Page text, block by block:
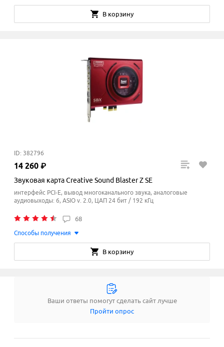
В корзину
ID: 382796
14 260 ₽
Звуковая карта Creative Sound Blaster Z SE
интерфейс PCI-E, вывод многоканального звука, аналоговые
аудиовыходы: 6, ASIO v. 2.0, ЦАП 24 бит / 192 кГц
68
Способы получения
В корзину
Ваши ответы помогут сделать сайт лучше
Пройти опрос